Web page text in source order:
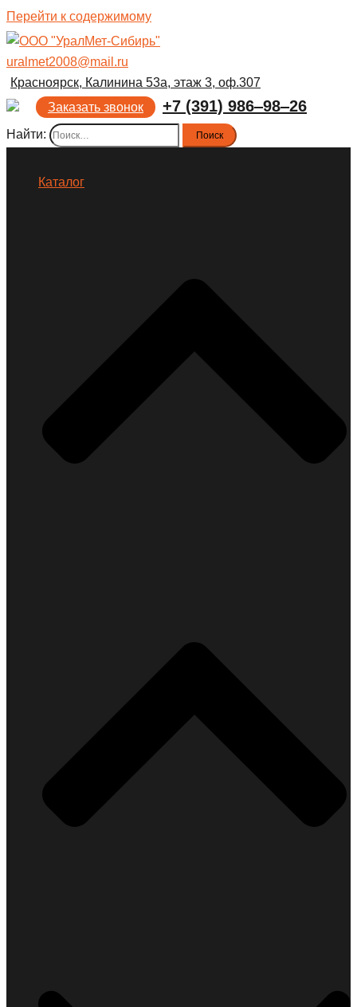
Перейти к содержимому
uralmet2008@mail.ru
Красноярск, Калинина 53а, этаж 3, оф.307
Заказать звонок
+7 (391) 986‒98‒26
Найти:
Каталог